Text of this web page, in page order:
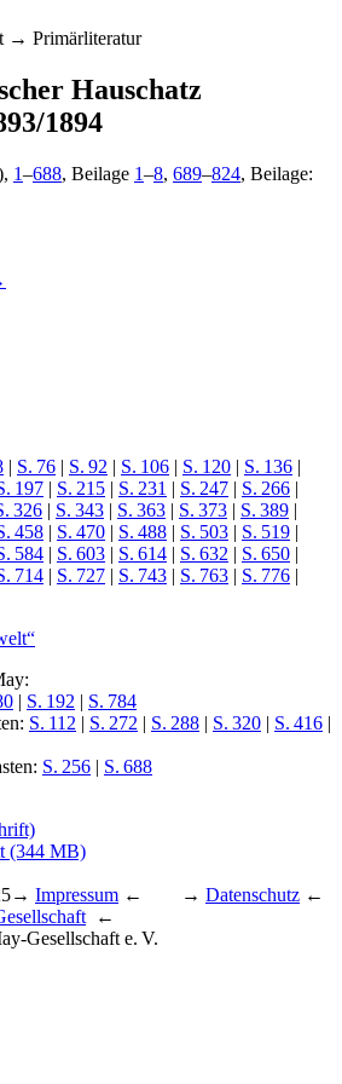
→ Primärliteratur
Hauschatz
1894
1–688, Beilage 1–8, 689–824, Beilage:
| S. 76 | S. 92 | S. 106 | S. 120 | S. 136 |
197 | S. 215 | S. 231 | S. 247 | S. 266 |
326 | S. 343 | S. 363 | S. 373 | S. 389 |
458 | S. 470 | S. 488 | S. 503 | S. 519 |
584 | S. 603 | S. 614 | S. 632 | S. 650 |
714 | S. 727 | S. 743 | S. 763 | S. 776 |
| S. 192 | S. 784
S. 112 | S. 272 | S. 288 | S. 320 | S. 416 |
S. 256 | S. 688
(344 MB)
→ Impressum ← → Datenschutz ←
←
Gesellschaft e. V.